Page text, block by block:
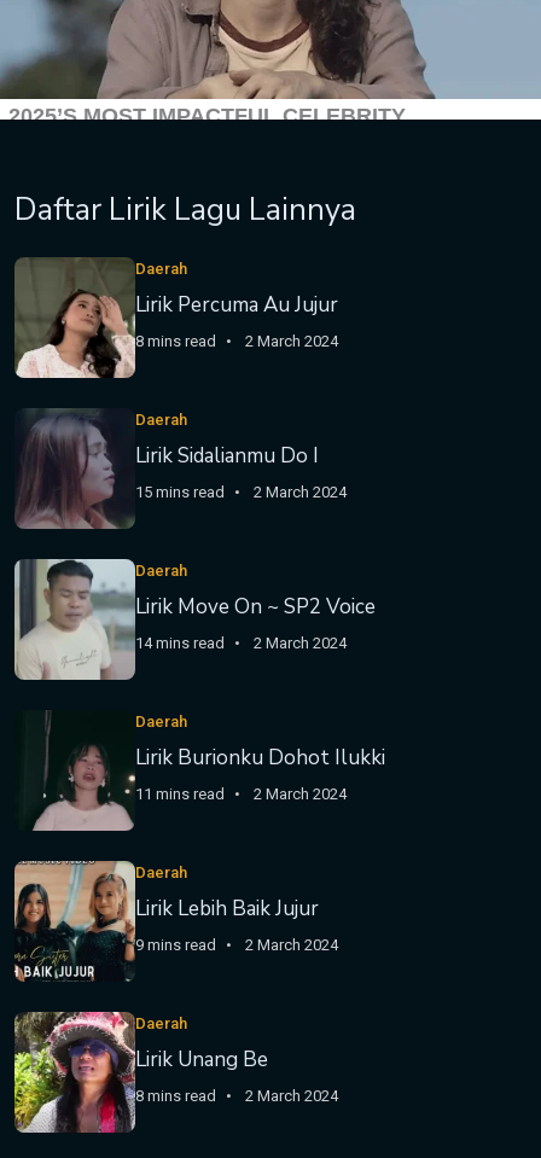
Daftar Lirik Lagu Lainnya
Daerah
Lirik Percuma Au Jujur
8 mins read 2 March 2024
Daerah
Lirik Sidalianmu Do I
15 mins read 2 March 2024
Daerah
Lirik Move On ~ SP2 Voice
14 mins read 2 March 2024
Daerah
Lirik Burionku Dohot Ilukki
11 mins read 2 March 2024
Daerah
Lirik Lebih Baik Jujur
9 mins read 2 March 2024
Daerah
Lirik Unang Be
8 mins read 2 March 2024